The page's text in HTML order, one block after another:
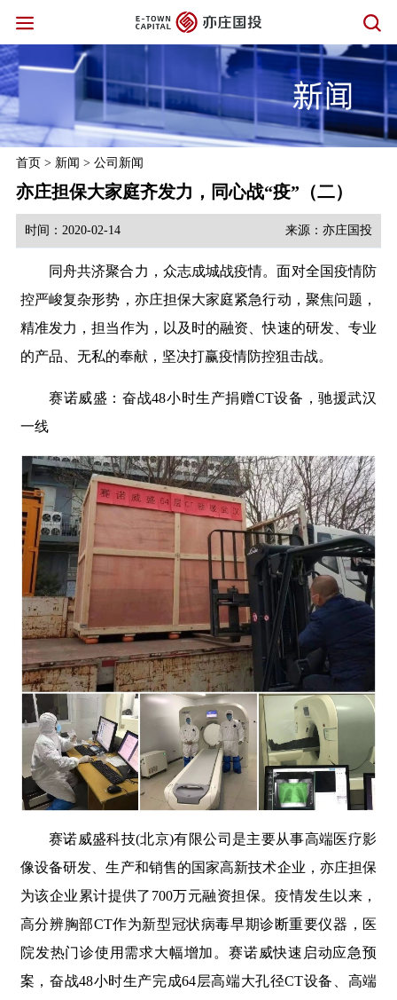
首页 > 新闻 > 公司新闻
亦庄担保大家庭齐发力，同心战“疫”（二）
时间：2020-02-14 来源：亦庄国投
同舟共济聚合力，众志成城战疫情。面对全国疫情防
控严峻复杂形势，亦庄担保大家庭紧急行动，聚焦问题，
精准发力，担当作为，以及时的融资、快速的研发、专业
的产品、无私的奉献，坚决打赢疫情防控狙击战。
赛诺威盛：奋战48小时生产捐赠CT设备，驰援武汉
一线
赛诺威盛科技(北京)有限公司是主要从事高端医疗影
像设备研发、生产和销售的国家高新技术企业，亦庄担保
为该企业累计提供了700万元融资担保。疫情发生以来，
高分辨胸部CT作为新型冠状病毒早期诊断重要仪器，医
院发热门诊使用需求大幅增加。赛诺威快速启动应急预
案，奋战48小时生产完成64层高端大孔径CT设备、高端